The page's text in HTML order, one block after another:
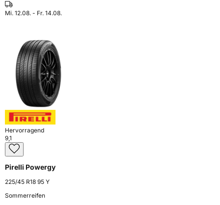
Mi. 12.08. - Fr. 14.08.
Hervorragend
9,1
Pirelli Powergy
225/45 R18 95 Y
Sommerreifen